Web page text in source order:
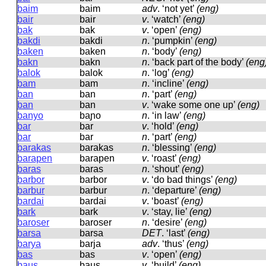
baim
baim adv. ‘not yet’ (eng)
bair
bair v. ‘watch’ (eng)
bak
bak v. ‘open’ (eng)
bakdi
bakdi n. ‘pumpkin’ (eng)
baken
baken n. ‘body’ (eng)
bakn
bakn n. ‘back part of the body’
balok
balok n. ‘log’ (eng)
bam
bam n. ‘incline’ (eng)
ban
ban n. ‘part’ (eng)
ban
ban v. ‘wake some one up’ (eng)
banyo
baɲo n. ‘in law’ (eng)
bar
bar v. ‘hold’ (eng)
bar
bar n. ‘part’ (eng)
barakas
barakas n. ‘blessing’ (eng)
barapen
barapen v. ‘roast’ (eng)
baras
baras n. ‘shout’ (eng)
barbor
barbor v. ‘do bad things’ (eng)
barbur
barbur n. ‘departure’ (eng)
bardai
bardai v. ‘boast’ (eng)
bark
bark v. ‘stay, lie’ (eng)
baroser
baroser n. ‘desire’ (eng)
barsa
barsa DET. ‘last’ (eng)
barya
barja adv. ‘thus’ (eng)
bas
bas v. ‘open’ (eng)